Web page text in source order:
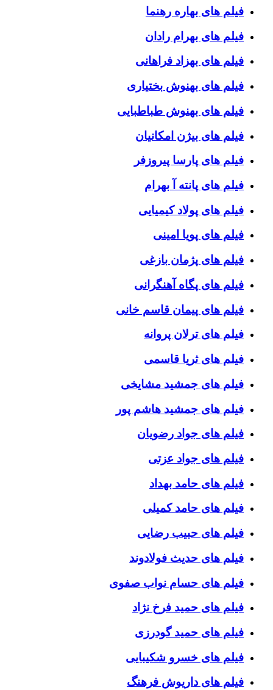
فیلم های بهاره رهنما
فیلم های بهرام رادان
فیلم های بهزاد فراهانی
فیلم های بهنوش بختیاری
فیلم های بهنوش طباطبایی
فیلم های بیژن امکانیان
فیلم های پارسا پیروزفر
فیلم های پانته آ بهرام
فیلم های پولاد کیمیایی
فیلم های پویا امینی
فیلم های پژمان بازغی
فیلم های پگاه آهنگرانی
فیلم های پیمان قاسم خانی
فیلم های ترلان پروانه
فیلم های ثریا قاسمی
فیلم های جمشید مشایخی
فیلم های جمشید هاشم پور
فیلم های جواد رضویان
فیلم های جواد عزتی
فیلم های حامد بهداد
فیلم های حامد کمیلی
فیلم های حبیب رضایی
فیلم های حدیث فولادوند
فیلم های حسام نواب صفوی
فیلم های حمید فرخ نژاد
فیلم های حمید گودرزی
فیلم های خسرو شکیبایی
فیلم های داریوش فرهنگ